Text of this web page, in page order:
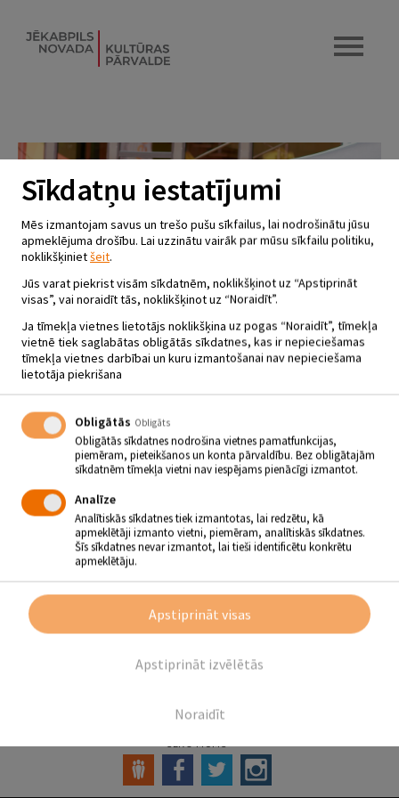
JĒKABPILS PILSĒTAS SVĒTKI.
TIRGUS AMPELĒŠANĀS
08.07.2017 | plkst.12.00 - 16.00
Vecpilsētas laukums
Tirgus ampelēšanās ar Klāru un Klāvu
pārdošana, dziedāšana un dejošana, mēles mežģīšana, priecāšanās
un lustēšana – viss kā tirgū pienākas!
Aicina
“Daugavietes”, “Inda”, Kristīne un Alvis, P. Draņevičs, D.
Milēņins & Kamilla, Ē. Gruzniņš un S. Kasparsone
SEKO MUMS
Sīkdatņu iestatījumi
Mēs izmantojam savus un trešo pušu sīkfailus, lai nodrošinātu jūsu
apmeklējuma drošību. Lai uzzinātu vairāk par mūsu sīkfailu politiku,
noklikšķinietšeit.
Jūs varat piekrist visām sīkdatnēm, noklikšķinot uz “Apstiprināt
visas”, vai noraidīt tās, noklikšķinot uz “Noraidīt”.
Ja tīmekļa vietnes lietotājs noklikšķina uz pogas “Noraidīt”, tīmekļa
vietnē tiek saglabātas obligātās sīkdatnes, kas ir nepieciešamas
tīmekļa vietnes darbībai un kuru izmantošanai nav nepieciešama
lietotāja piekrišana
Obligātās Obligāts
Obligātās sīkdatnes nodrošina vietnes pamatfunkcijas,
piemēram, pieteikšanos un konta pārvaldību. Bez obligātajām
sīkdatnēm tīmekļa vietni nav iespējams pienācīgi izmantot.
Analīze
Analītiskās sīkdatnes tiek izmantotas, lai redzētu, kā
apmeklētāji izmanto vietni, piemēram, analītiskās sīkdatnes.
Šīs sīkdatnes nevar izmantot, lai tieši identificētu konkrētu
apmeklētāju.
Noraidīt
Apstiprināt izvēlētās
Apstiprināt visas